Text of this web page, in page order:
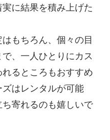
に結果を積み上げた
もちろん、個々の目
、一人ひとりにカス
るところもおすすめ
はレンタルが可能
寄れるのも嬉しいで